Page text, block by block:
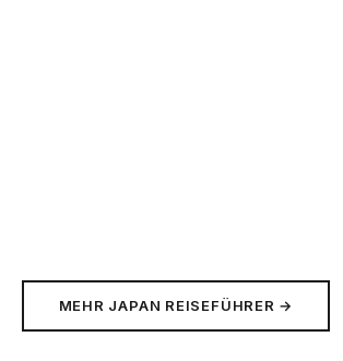
MEHR JAPAN REISEFÜHRER →